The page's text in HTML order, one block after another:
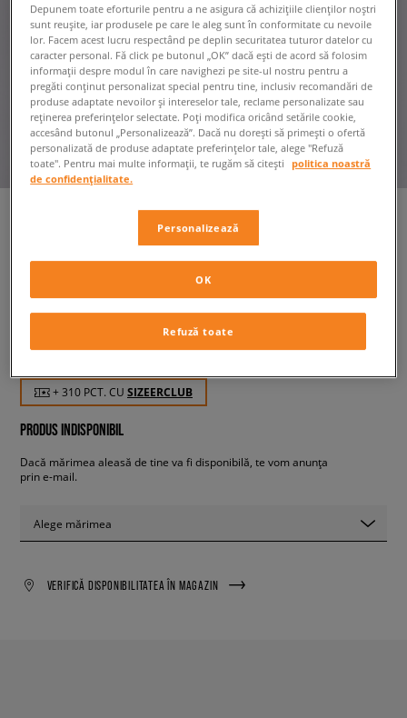
NEW ERA JACHETĂ NE
bărbați, geci
309,99 RON cu TVA
+ 310 PCT. CU SIZEERCLUB
PRODUS INDISPONIBIL
Dacă mărimea aleasă de tine va fi disponibilă, te vom anunța
prin e-mail.
Alege mărimea
VERIFICĂ DISPONIBILITATEA ÎN MAGAZIN
Depunem toate eforturile pentru a ne asigura că achizițiile clienților noștri
sunt reușite, iar produsele pe care le aleg sunt în conformitate cu nevoile
lor. Facem acest lucru respectând pe deplin securitatea tuturor datelor cu
caracter personal. Fă click pe butonul „OK” dacă ești de acord să folosim
informații despre modul în care navighezi pe site-ul nostru pentru a
pregăti conținut personalizat special pentru tine, inclusiv recomandări de
produse adaptate nevoilor și intereselor tale, reclame personalizate sau
reținerea preferințelor selectate. Poți modifica oricând setările cookie,
accesând butonul „Personalizează”. Dacă nu dorești să primești o ofertă
personalizată de produse adaptate preferințelor tale, alege "Refuză
toate". Pentru mai multe informații, te rugăm să citești
politica noastră
de confidențialitate.
Personalizează
Refuză toate
OK